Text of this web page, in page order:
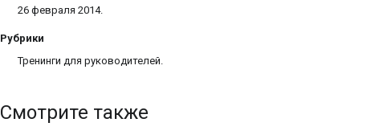
26 февраля 2014.
Рубрики
Тренинги для руководителей.
Смотрите также